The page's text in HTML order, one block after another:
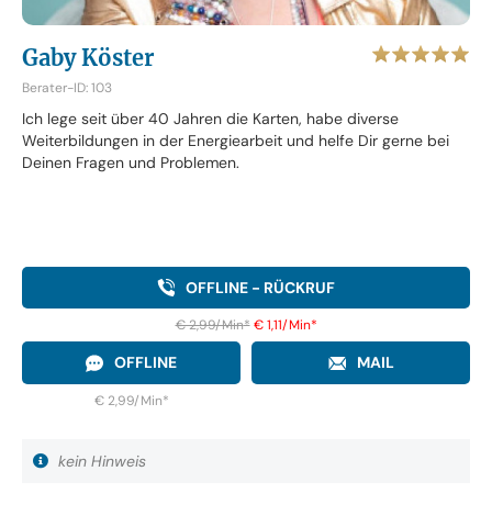
Gaby Köster
Berater-ID: 103
Ich lege seit über 40 Jahren die Karten, habe diverse
Weiterbildungen in der Energiearbeit und helfe Dir gerne bei
Deinen Fragen und Problemen.
OFFLINE - RÜCKRUF
€ 2,99/Min* € 1,11/Min*
OFFLINE MAIL
€ 2,99/Min*
kein Hinweis